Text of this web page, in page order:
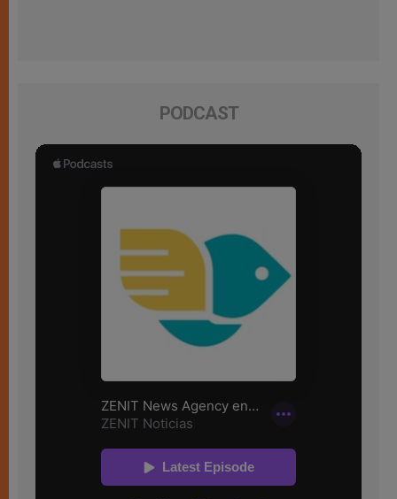
PODCAST